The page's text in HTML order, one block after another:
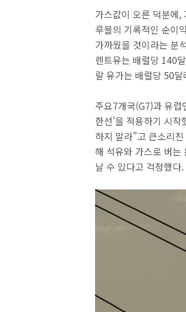
가스값이 오른 덕분에
루블의 기록적인 순이
가까웠을 것이라는 분
렌트유는 배럴당 140
랄 유가는 배럴당 50
주요7개국(G7)과 유
한선’을 적용하기 시
하지 말라”고 큰소리
해 석유와 가스로 버
날 수 있다고 걱정했다.